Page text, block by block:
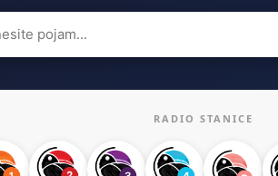
RADIO STANICE